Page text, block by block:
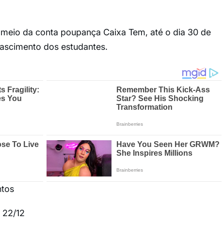
da conta poupança Caixa Tem, até o dia 30 de
dos estudantes.
12